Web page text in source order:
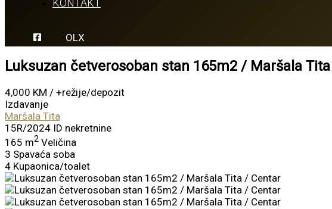
KONTAKT
OLX
Luksuzan četverosoban stan 165m2 / Maršala
4,000 KM / +režije/depozit
Izdavanje
Maršala Tita
15R/2024 ID nekretnine
165 m2 Veličina
3 Spavaća soba
4 Kupaonica/toalet